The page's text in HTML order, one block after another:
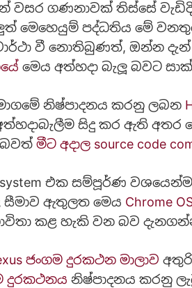
වසර ගණනාවක් තිස්සේ
මෙහෙයුම් පද්ධතිය මේ
වී නොතිබුණත්, ඔන්න දැන්
මෙය අත්හදා බැලූ බවට
නිෂ්පාදනය කරනු ලබන
සිදු කර ඇති අතර
බවත් මීට අදාල source code
system එක සම්පූර්ණ
සීමාව ඇතුලත මෙය Chrome
කළ හැකි වන බව
ජංගම දුරකථන මාලාව
දුරකථනය නිෂ්පාදනය කරනු